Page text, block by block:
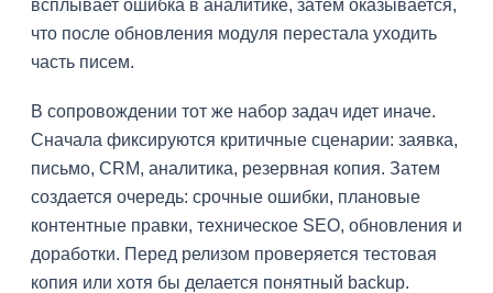
всплывает ошибка в аналитике, затем оказывается,
что после обновления модуля перестала уходить
часть писем.
В сопровождении тот же набор задач идет иначе.
Сначала фиксируются критичные сценарии: заявка,
письмо, CRM, аналитика, резервная копия. Затем
создается очередь: срочные ошибки, плановые
контентные правки, техническое SEO, обновления и
доработки. Перед релизом проверяется тестовая
копия или хотя бы делается понятный backup.